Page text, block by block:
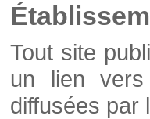
Tout site
un lien vers
diffusées par